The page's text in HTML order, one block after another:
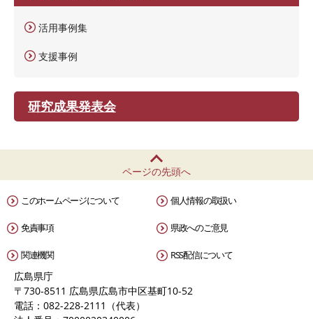
活用事例集
支援事例
研究成果発表会
ページの先頭へ
このホームページについて 個人情報の取扱い
免責事項 県政へのご意見
関連機関 RSS配信について
広島県庁
〒730-8511 広島県広島市中区基町10-52
電話：082-228-2111（代表）